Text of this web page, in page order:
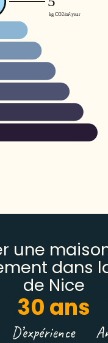
une
dans
de Nice
D’expérience
30 ans